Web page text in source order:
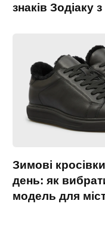
знаків Зодіаку
Зимові
день: як
модель для